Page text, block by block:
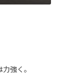
強く。